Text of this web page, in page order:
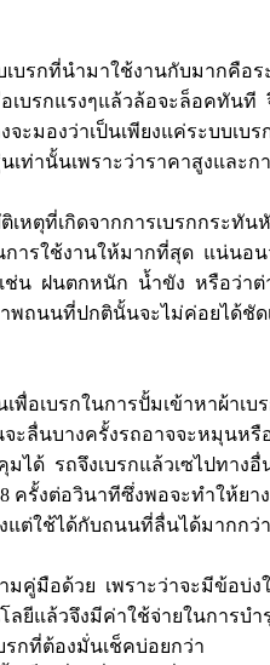
เบรกที่นำมาใช้งานกับมากคื
เบรกแรงๆแล้วล้อจะล็อคทัน
จะมองว่าเป็นเพียงแค่ระบบ
ท่านั้นเพราะว่าราคาสูงและก
หตุที่เกิดจากการเบรกกระทั
การใช้งานให้มากที่สุด แน่น
ช่น ฝนตกหนัก น้ำขัง หรือว่า
พถนนที่ปกตินั้นจะไม่ค่อยได้ชั
พื่อเบรกในการปั้มเข้าหาผ้า
ะลื่นบางครั้งรถอาจจะหมุนห
ด้ รถจึงเบรกแล้วเซไปทาง
ครั้งต่อวินาทีซึ่งพอจะทำให้
แต่ใช้ได้กับถนนที่ลื่นได้มากกว่า
มคู่มือด้วย เพราะว่าจะมีข้อ
ลยีแล้วจึงมีค่าใช้จ่ายในการ
กที่ต้องมั่นเช็คบ่อยกว่า